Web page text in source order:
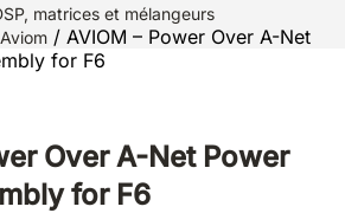
matrices et mélangeurs
Aviom / AVIOM – Power Over A-Net
for F6
Over A-Net Power
for F6